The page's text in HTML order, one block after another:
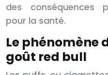
des conséquences
pour la santé.
Le phénomène
goût red bull